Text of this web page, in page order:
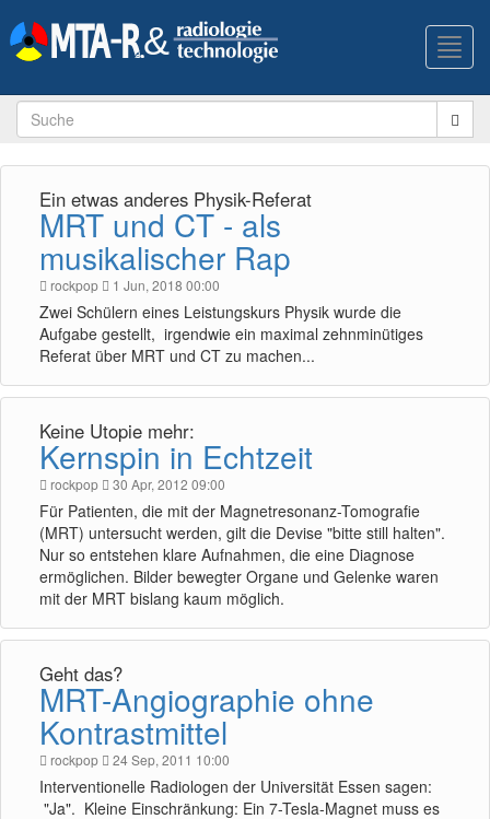
Ein etwas anderes Physik-Referat
MRT und CT - als
musikalischer Rap
rockpop 1 Jun, 2018 00:00
Zwei Schülern eines Leistungskurs Physik wurde die
Aufgabe gestellt, irgendwie ein maximal zehnminütiges
Referat über MRT und CT zu machen...
Keine Utopie mehr:
Kernspin in Echtzeit
rockpop 30 Apr, 2012 09:00
Für Patienten, die mit der Magnetresonanz-Tomografie
(MRT) untersucht werden, gilt die Devise "bitte still halten".
Nur so entstehen klare Aufnahmen, die eine Diagnose
ermöglichen. Bilder bewegter Organe und Gelenke waren
mit der MRT bislang kaum möglich.
Geht das?
MRT-Angiographie ohne
Kontrastmittel
rockpop 24 Sep, 2011 10:00
Interventionelle Radiologen der Universität Essen sagen:
"Ja". Kleine Einschränkung: Ein 7-Tesla-Magnet muss es